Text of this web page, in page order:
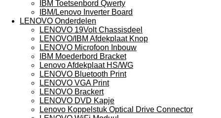
IBM Toetsenbord Qwerty
IBM/Lenovo Inverter Board
LENOVO Onderdelen
LENOVO 19Volt Chassisdeel
LENOVO/IBM Afdekplaat Knop
LENOVO Microfoon Inbouw
IBM Moederbord Bracket
Lenovo Afdekplaat HS/WG
LENOVO Bluetooth Print
LENOVO VGA Print
LENOVO Brackert
LENOVO DVD Kapje
Lenovo Koppelstuk Optical Drive Connector